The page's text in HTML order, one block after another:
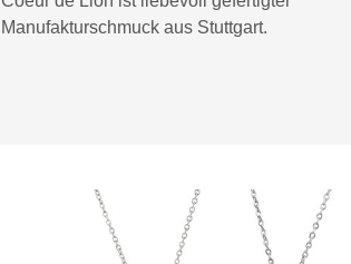
Manufakturschmuck aus Stuttgart.